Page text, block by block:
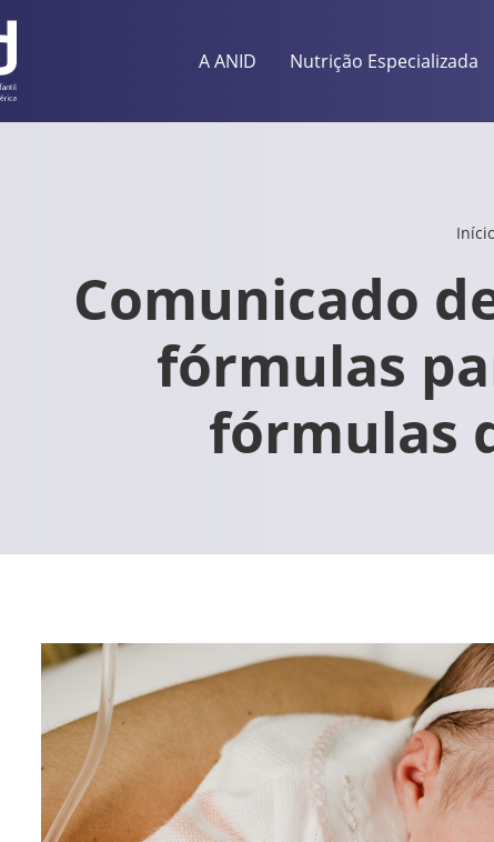
A ANID Nutrição Especializada
Comunicado
fórmulas
fórmulas